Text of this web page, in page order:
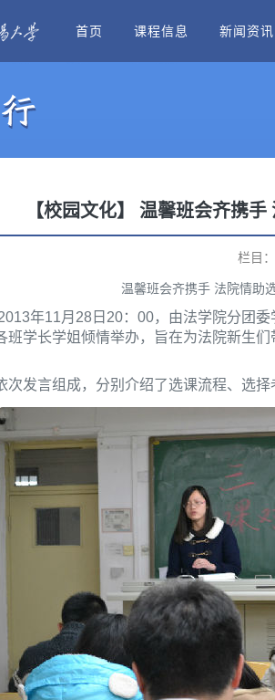
首页 课程信息 新闻资讯
【校园文化】 温馨班会齐携
栏目：
温馨班会齐携手 法院情助
年11月28日20：00，由法学院分团委
学长学姐倾情举办，旨在为法院新生
发言组成，分别介绍了选课流程、选择